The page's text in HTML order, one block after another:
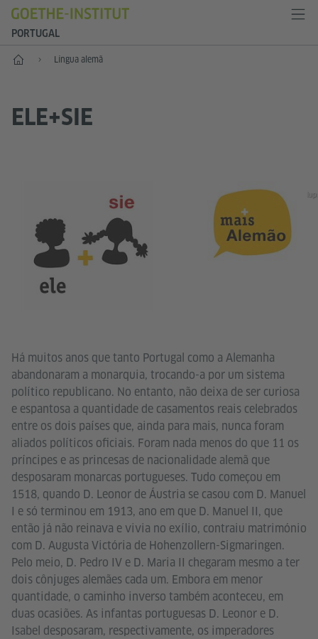
PORTUGAL
Início Língua alemã
ELE+SIE
Há muitos anos que tanto Portugal como a Alemanha
abandonaram a monarquia, trocando-a por um sistema
político republicano. No entanto, não deixa de ser curiosa
e espantosa a quantidade de casamentos reais celebrados
entre os dois países que, ainda para mais, nunca foram
aliados políticos oficiais. Foram nada menos do que 11 os
príncipes e as princesas de nacionalidade alemã que
desposaram monarcas portugueses. Tudo começou em
1518, quando D. Leonor de Áustria se casou com D. Manuel
I e só terminou em 1913, ano em que D. Manuel II, que
então já não reinava e vivia no exílio, contraiu matrimónio
com D. Augusta Victória de Hohenzollern-Sigmaringen.
Pelo meio, D. Pedro IV e D. Maria II chegaram mesmo a ter
dois cônjuges alemães cada um. Embora em menor
quantidade, o caminho inverso também aconteceu, em
duas ocasiões. As infantas portuguesas D. Leonor e D.
Isabel desposaram, respectivamente, os imperadores